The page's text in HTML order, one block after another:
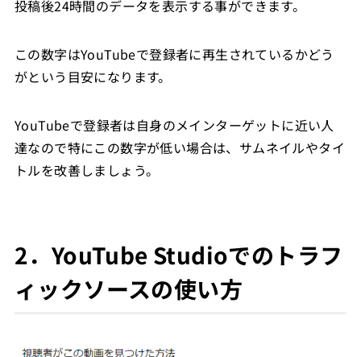
投稿後24時間のデータを表示する事ができます。
この数字はYouTubeで登録者に再生されているかどう
がという目安になります。
YouTubeで登録者は自身のメインターゲットに近い人
達なので特にこの数字が低い場合は、サムネイルやタイ
トルを改善しましょう。
2．YouTube Studioでのトラフ
ィックソースの使い方